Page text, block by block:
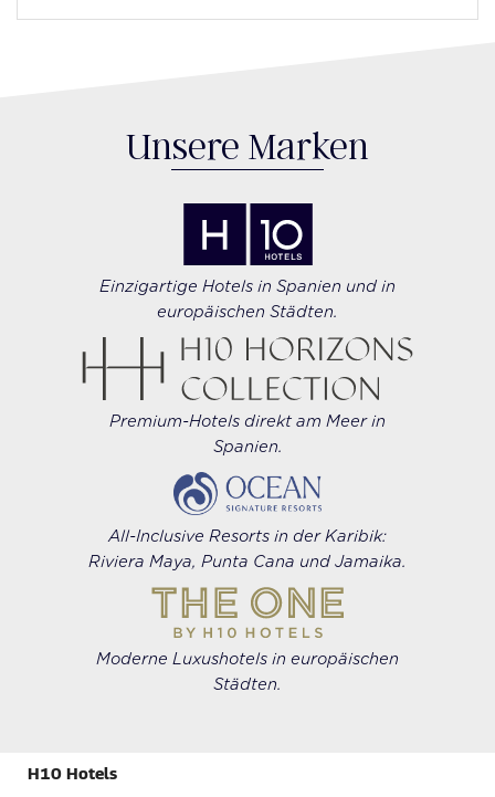
Unsere Marken
Einzigartige Hotels in Spanien und in
europäischen Städten.
Premium-Hotels direkt am Meer in
Spanien.
All-Inclusive Resorts in der Karibik:
Riviera Maya, Punta Cana und Jamaika.
Moderne Luxushotels in europäischen
Städten.
H10 Hotels